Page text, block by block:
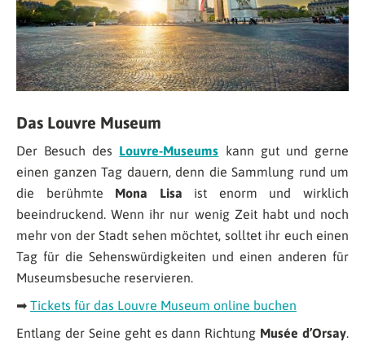
Das Louvre Museum
Der Besuch des Louvre-Museums kann gut und gerne
einen ganzen Tag dauern, denn die Sammlung rund um
die berühmte Mona Lisa ist enorm und wirklich
beeindruckend. Wenn ihr nur wenig Zeit habt und noch
mehr von der Stadt sehen möchtet, solltet ihr euch einen
Tag für die Sehenswürdigkeiten und einen anderen für
Museumsbesuche reservieren.
➡ Tickets für das Louvre Museum online buchen
Entlang der Seine geht es dann Richtung Musée d’Orsay.